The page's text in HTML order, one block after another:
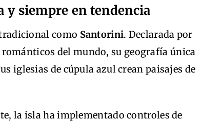
y siempre en tendencia
como Santorini. Declarada por
del mundo, su geografía única
iglesias de cúpula azul crean paisajes de
la isla ha implementado controles de